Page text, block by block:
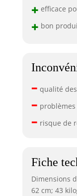
+ efficace
+ bon
– qualité
–
– risque de
Fiche
Dimensions
62 cm; 43